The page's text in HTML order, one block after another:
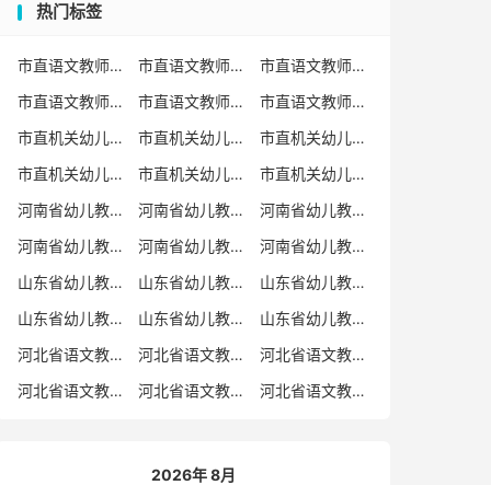
热门标签
市直语文教师招聘 市直语文教师招聘考试真题
市直语文教师招聘考试真题卷
市直语文教师编制考试真题
市直语文教师编制考试真题卷
市直语文教师考试
市直机关幼儿教师招聘
市直机关幼儿教师考试
市直机关幼儿教师招聘考试真题
市直机关幼儿教师招聘考试真题卷
市直机关幼儿教师编制考试真题卷
市直机关幼儿教师编制考试真题
河南省幼儿教师招聘
河南省幼儿教师考试
河南省幼儿教师招聘考试真题
河南省幼儿教师招聘考试真题卷
河南省幼儿教师编制考试真题
河南省幼儿教师编制考试真题卷
山东省幼儿教师招聘
山东省幼儿教师考试
山东省幼儿教师招聘考试真题
山东省幼儿教师招聘考试真题卷
山东省幼儿教师编制考试真题
山东省幼儿教师编制考试真题卷
河北省语文教师招聘
河北省语文教师招聘考试真题
河北省语文教师招聘考试真题卷
河北省语文教师编制考试真题
河北省语文教师编制考试真题卷 河北省语文教师考试
2026年 8月